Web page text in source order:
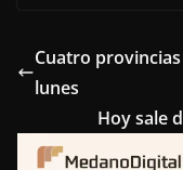
e
o
t
e
t
Cuatro
lunes
Hoy sale